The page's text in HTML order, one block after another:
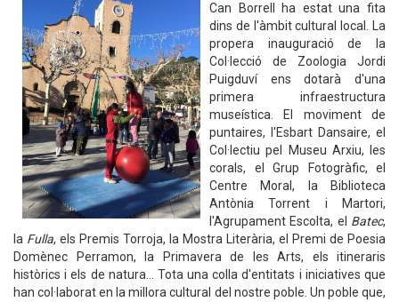
Can Borrell ha estat una fita
dins de l'àmbit cultural local. La
propera inauguració de la
Col·lecció de Zoologia Jordi
Puigduví ens dotarà d'una
primera infraestructura
museística. El moviment de
puntaires, l'Esbart Dansaire, el
Col·lectiu pel Museu Arxiu, les
corals, el Grup Fotogràfic, el
Centre Moral, la Biblioteca
Antònia Torrent i Martori,
l'Agrupament Escolta, el Batec,
la Fulla, els Premis Torroja, la Mostra Literària, el Premi de Poesia
Domènec Perramon, la Primavera de les Arts, els itineraris
històrics i els de natura... Tota una colla d'entitats i iniciatives que
han col·laborat en la millora cultural del nostre poble. Un poble que,